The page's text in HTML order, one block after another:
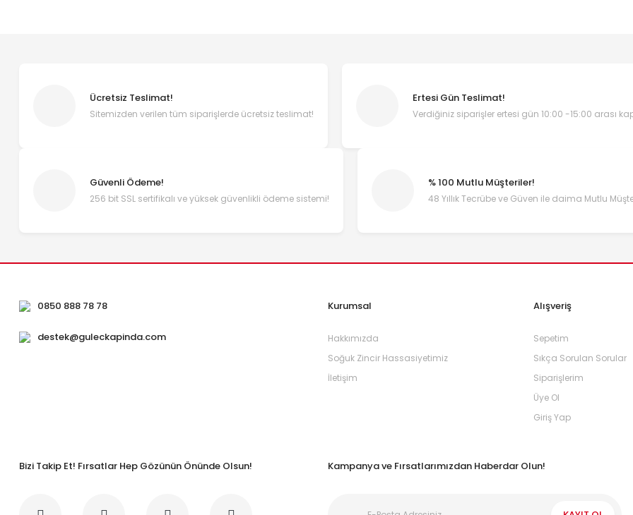
Ücretsiz Teslimat!
Sitemizden verilen tüm siparişlerde ücretsiz teslimat!
Ertesi Gün Teslimat!
Verdiğiniz siparişler ertesi gün 10:00 -15:00 arası
Güvenli Ödeme!
256 bit SSL sertifikalı ve yüksek güvenlikli ödeme sistemi!
% 100 Mutlu Müşteriler!
48 Yıllık Tecrübe ve Güven ile daima Mutlu
0850 888 78 78
destek@guleckapinda.com
Kurumsal
Hakkımızda
Soğuk Zincir Hassasiyetimiz
İletişim
Alışveriş
Sepetim
Sıkça Sorulan Sorular
Siparişlerim
Üye Ol
Giriş Yap
Bizi Takip Et! Fırsatlar Hep Gözünün Önünde Olsun! Kampanya ve Fırsatlarımızdan Haberdar Olun!